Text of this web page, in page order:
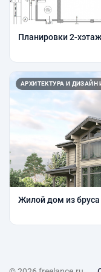
Планировки 2-
АРХИТЕКТУРА И ДИЗАЙН
Жилой дом из бруса